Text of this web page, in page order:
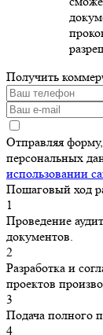
Получить
Отправляя
персональных
использовании
Пошаговый ход
1
Проведение
документов.
2
Разработка и
проектов
3
Подача полного
4